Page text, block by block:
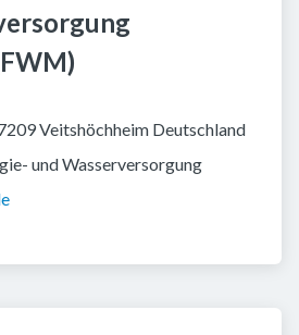
Veitshöchheim Deutschland
und Wasserversorgung